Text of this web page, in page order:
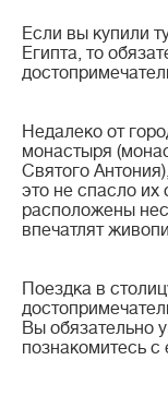
Если вы купили
Египта, то
Недалеко от
монастыря
Святого
это не спасло
расположены
впечатлят
Поездка в
Вы обязательно
познакомитесь с